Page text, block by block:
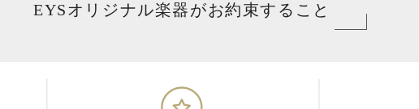
EYSオリジナル楽器がお約束すること